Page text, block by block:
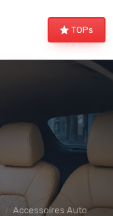
TOPs
Accessoires Auto